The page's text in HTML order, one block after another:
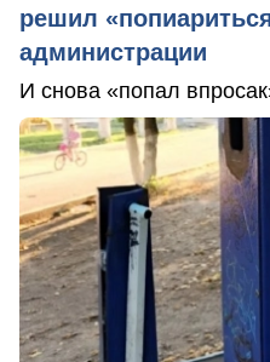
решил
администрации
И снова «попал